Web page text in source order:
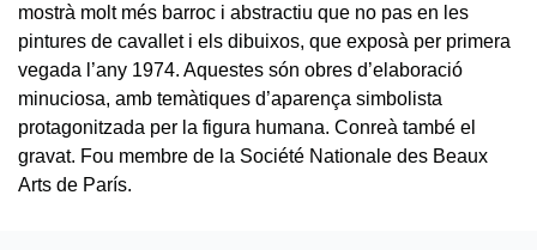
mostrà molt més barroc i abstractiu que no pas en les
pintures de cavallet i els dibuixos, que exposà per primera
vegada l’any 1974. Aquestes són obres d’elaboració
minuciosa, amb temàtiques d’aparença simbolista
protagonitzada per la figura humana. Conreà també el
gravat. Fou membre de la Société Nationale des Beaux
Arts de París.